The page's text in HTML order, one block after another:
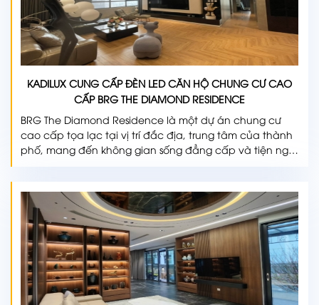
KADILUX CUNG CẤP ĐÈN LED CĂN HỘ CHUNG CƯ CAO
CẤP BRG THE DIAMOND RESIDENCE
BRG The Diamond Residence là một dự án chung cư
cao cấp tọa lạc tại vị trí đắc địa, trung tâm của thành
phố, mang đến không gian sống đẳng cấp và tiện nghi
mê cuộc sống đô thị tiện ích và đẳng cấp.